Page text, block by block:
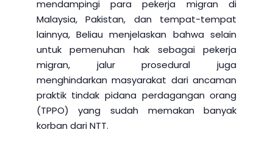
mendampingi para pekerja migran di
Malaysia, Pakistan, dan tempat-tempat
lainnya, Beliau menjelaskan bahwa selain
untuk pemenuhan hak sebagai pekerja
migran, jalur prosedural juga
menghindarkan masyarakat dari ancaman
praktik tindak pidana perdagangan orang
(TPPO) yang sudah memakan banyak
korban dari NTT.